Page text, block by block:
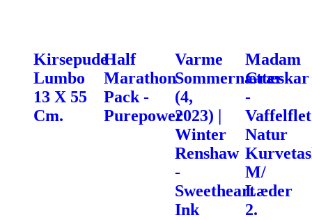
Kirsepude
Lumbo
13 X 55
Cm.
Half
Marathon
Pack -
Purepower
Varme
Sommernætter
(4,
2023) |
Winter
Renshaw
-
Sweetheart
Ink
Madam
Græskar
-
Vaffelflet
Natur
M/
Læder
2.